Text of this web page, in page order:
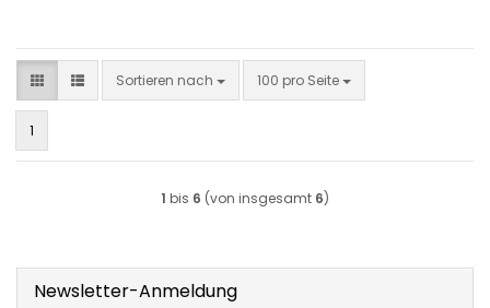
Sortieren nach
Sortieren nach 100 pro Seite
pro Seite
1
1 bis 6 (von insgesamt 6)
Newsletter-Anmeldung